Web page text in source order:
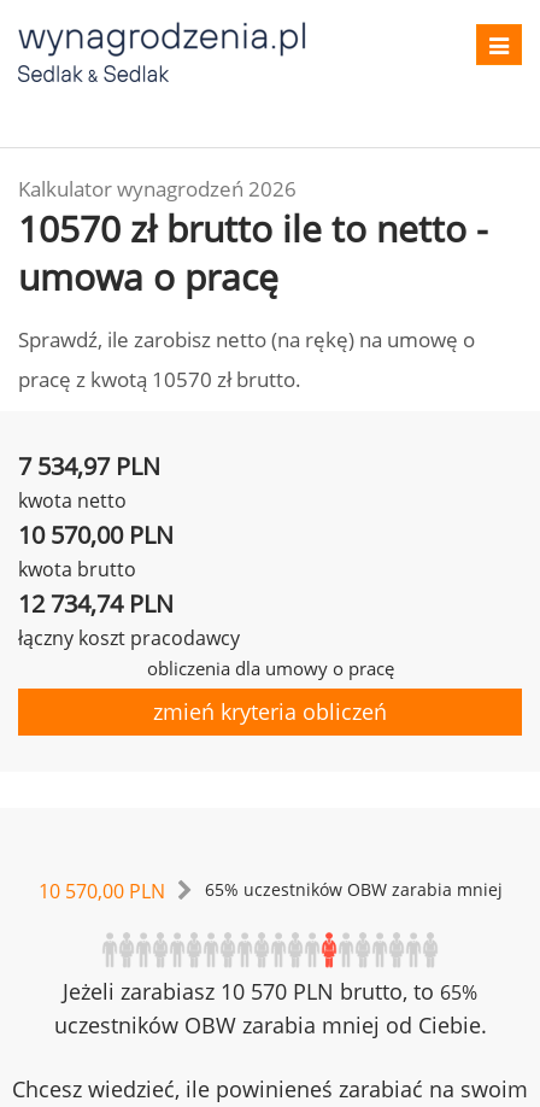
Kalkulator wynagrodzeń 2026
10570 zł brutto ile to netto -
umowa o pracę
Sprawdź, ile zarobisz netto (na rękę) na umowę o
pracę z kwotą 10570 zł brutto.
7 534,97 PLN
kwota netto
10 570,00 PLN
kwota brutto
12 734,74 PLN
łączny koszt pracodawcy
obliczenia dla umowy o pracę
zmień kryteria obliczeń
10 570,00 PLN 65% uczestników OBW zarabia mniej
Jeżeli zarabiasz 10 570 PLN brutto, to 65%
uczestników OBW zarabia mniej od Ciebie.
Chcesz wiedzieć, ile powinieneś zarabiać na swoim